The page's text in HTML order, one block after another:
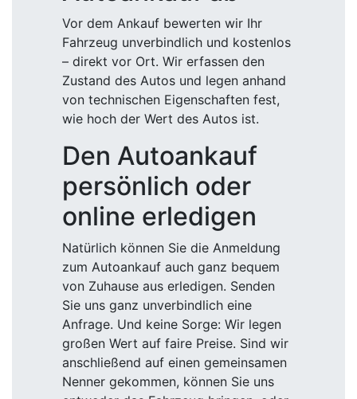
Vor dem Ankauf bewerten wir Ihr
Fahrzeug unverbindlich und kostenlos
– direkt vor Ort. Wir erfassen den
Zustand des Autos und legen anhand
von technischen Eigenschaften fest,
wie hoch der Wert des Autos ist.
Den Autoankauf
persönlich oder
online erledigen
Natürlich können Sie die Anmeldung
zum Autoankauf auch ganz bequem
von Zuhause aus erledigen. Senden
Sie uns ganz unverbindlich eine
Anfrage. Und keine Sorge: Wir legen
großen Wert auf faire Preise. Sind wir
anschließend auf einen gemeinsamen
Nenner gekommen, können Sie uns